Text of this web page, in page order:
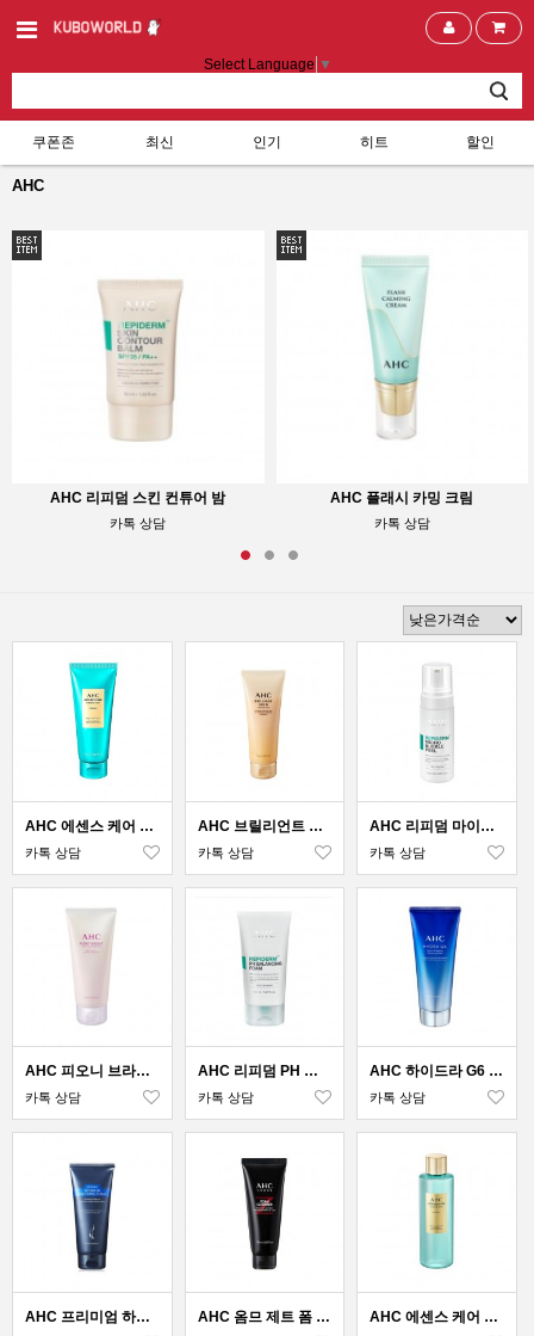
Select Language ▼
쿠폰존 최신 인기 히트 할인
AHC
AHC 리피덤 스킨 컨튜어 밤
카톡 상담
AHC 플래시 카밍 크림
카톡 상담
AHC 에센스 케어 클렌징 폼 에메랄드
카톡 상담
AHC 브릴리언트 골드 클렌징폼
카톡 상담
AHC 리피덤 마이크로 버블 필
카톡 상담
AHC 피오니 브라이트 딥 클렌징폼
카톡 상담
AHC 리피덤 PH 밸런싱 폼
카톡 상담
AHC 하이드라 G6 마이크로 휘핑 클렌징 폼
카톡 상담
AHC 프리미엄 하이드라 B5 수딩폼 AHC 옴므 제트 폼 클렌저 AHC 에센스 케어 클렌징 워터 에메랄드